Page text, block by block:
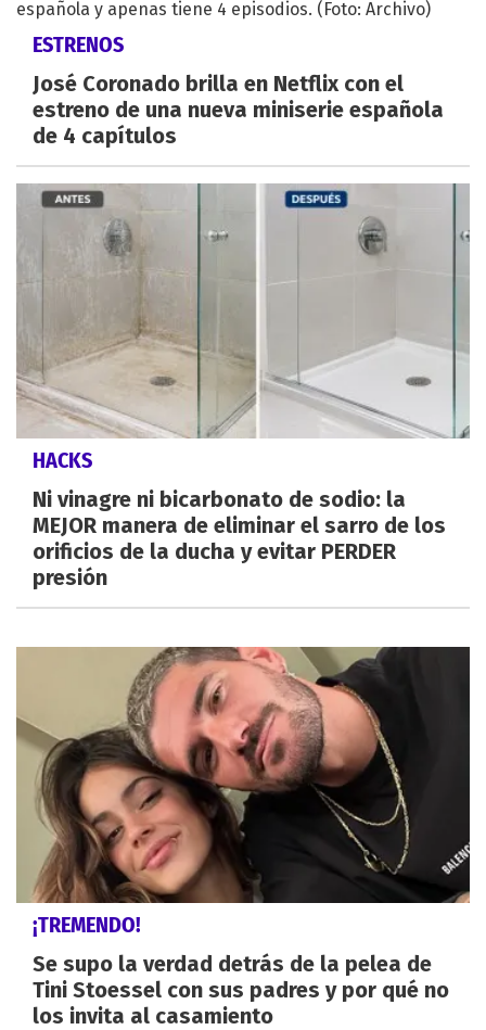
ESTRENOS
José Coronado brilla en Netflix con el
estreno de una nueva miniserie española
de 4 capítulos
HACKS
Ni vinagre ni bicarbonato de sodio: la
MEJOR manera de eliminar el sarro de los
orificios de la ducha y evitar PERDER
presión
¡TREMENDO!
Se supo la verdad detrás de la pelea de
Tini Stoessel con sus padres y por qué no
los invita al casamiento